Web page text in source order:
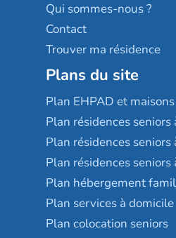
Qui sommes-nous ?
Contact
Trouver ma résidence
Plans du site
Plan EHPAD et
Plan résidences seniors
Plan résidences seniors
Plan résidences
Plan hébergement
Plan services à domicile
Plan colocation seniors